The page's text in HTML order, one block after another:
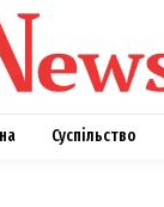
Суспільство